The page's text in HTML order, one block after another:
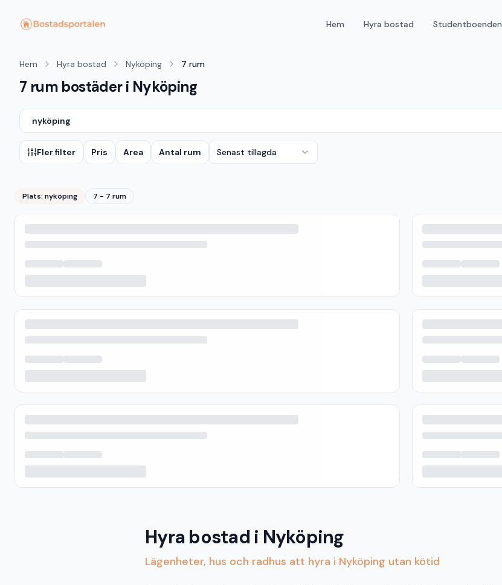
Hem Hyra bostad Studentboenden
Hem Hyra bostad Nyköping 7 rum
7 rum bostäder i Nyköping
nyköping
Fler filter Pris Area Antal rum Senast tillagda
Plats: nyköping 7 - 7 rum
Hyra bostad i Nyköping
Lägenheter, hus och radhus att hyra i Nyköping utan kötid